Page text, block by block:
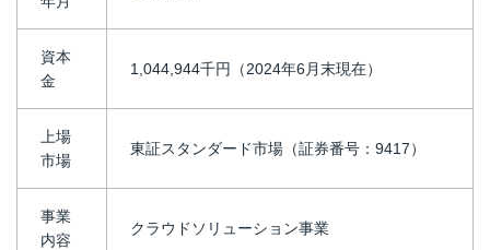
資本
金
1,044,944千円（2024年6月末現在）
上場
市場
東証スタンダード市場（証券番号：9417）
事業
内容
クラウドソリューション事業